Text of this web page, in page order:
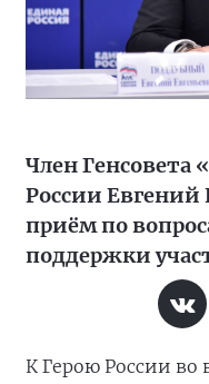
Член Генсовета
России
приём по
поддержки
К Герою России